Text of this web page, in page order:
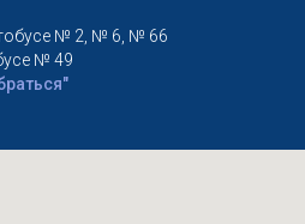
№ 2, № 6, № 66
№ 49